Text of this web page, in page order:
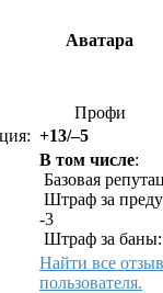
Аватара
Профи
+13/–5
В том числе:
Базовая
Штраф за
-3
Штраф за
Найти все
пользователя.